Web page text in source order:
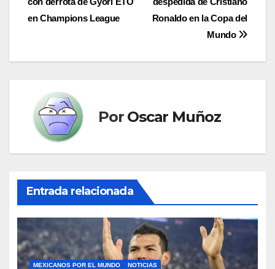
de
Ronaldo en la Copa del
Mundo
en Champions League
Por Oscar Muñoz
Entrada relacionada
MEXICANOS POR EL MUNDO NOTICIAS